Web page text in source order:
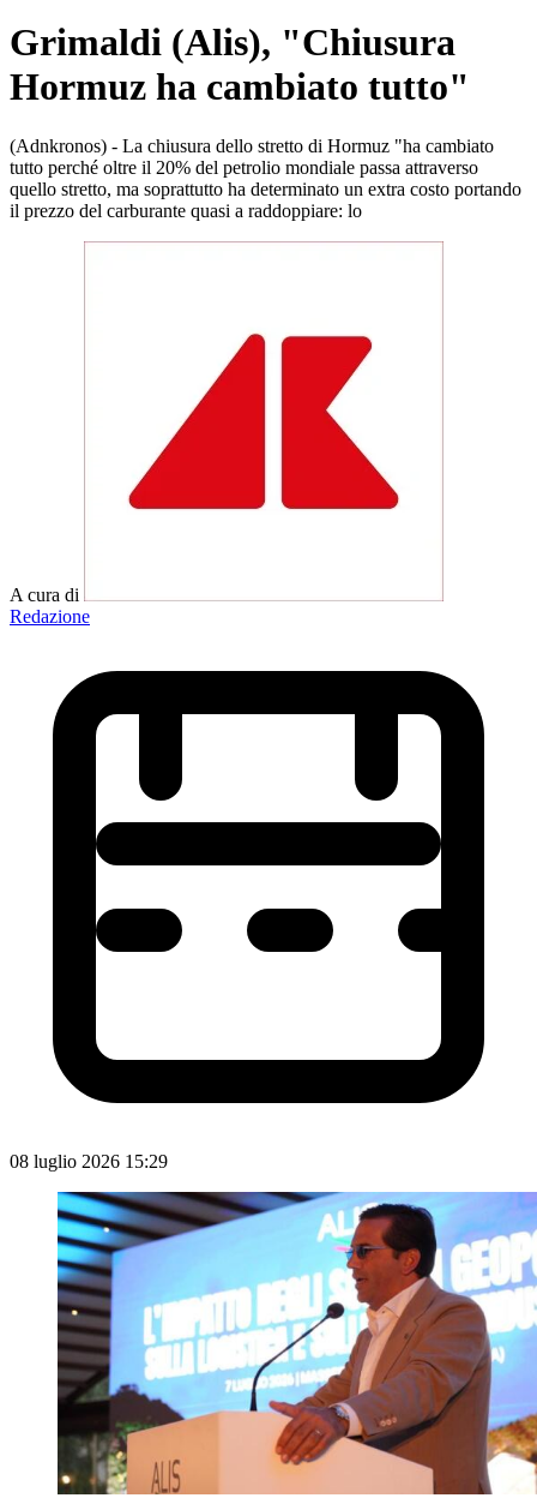
Grimaldi (Alis), "Chiusura
Hormuz ha cambiato tutto"
(Adnkronos) - La chiusura dello stretto di Hormuz "ha cambiato
tutto perché oltre il 20% del petrolio mondiale passa attraverso
quello stretto, ma soprattutto ha determinato un extra costo portando
il prezzo del carburante quasi a raddoppiare: lo
A cura di
Redazione
08 luglio 2026 15:29